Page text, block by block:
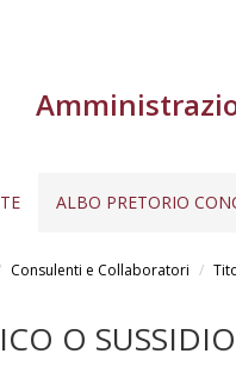
ALBO PRETORIO
Consulenti e Collaboratori
O SUSSIDIO